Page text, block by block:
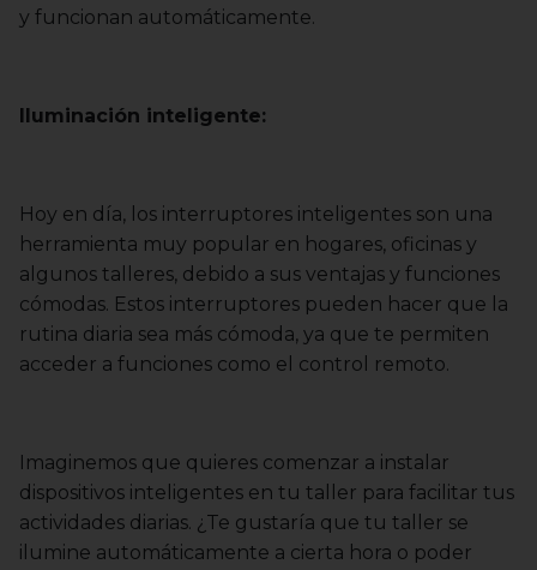
y funcionan automáticamente.
Iluminación inteligente:
Hoy en día, los interruptores inteligentes son una
herramienta muy popular en hogares, oficinas y
algunos talleres, debido a sus ventajas y funciones
cómodas. Estos interruptores pueden hacer que la
rutina diaria sea más cómoda, ya que te permiten
acceder a funciones como el control remoto.
Imaginemos que quieres comenzar a instalar
dispositivos inteligentes en tu taller para facilitar tus
actividades diarias. ¿Te gustaría que tu taller se
ilumine automáticamente a cierta hora o poder